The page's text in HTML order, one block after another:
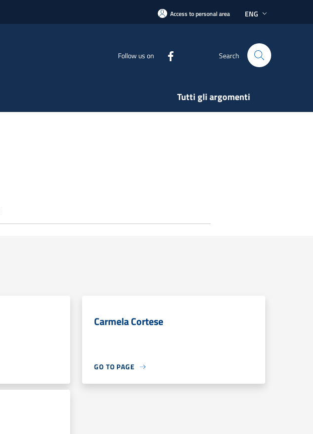
Access to personal area ENG
Follow us on Search
Tutti gli argomenti
Carmela Cortese
GO TO PAGE